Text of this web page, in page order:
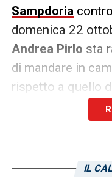
Sampdoria
domenica 22
Andrea Pirlo sta
di mandare in
rispetto a quello
tecnico
possibilità di
rosa ad avere le
IL